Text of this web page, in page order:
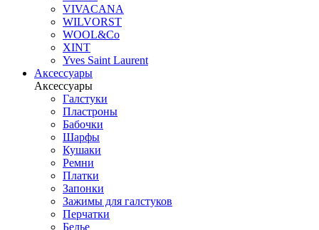
VIVACANA
WILVORST
WOOL&Co
XINT
Yves Saint Laurent
Аксессуары
Аксессуары
Галстуки
Пластроны
Бабочки
Шарфы
Кушаки
Ремни
Платки
Запонки
Зажимы для галстуков
Перчатки
Белье